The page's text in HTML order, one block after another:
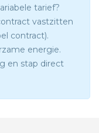
tarief?
vastzitten
contract).
energie.
en stap direct